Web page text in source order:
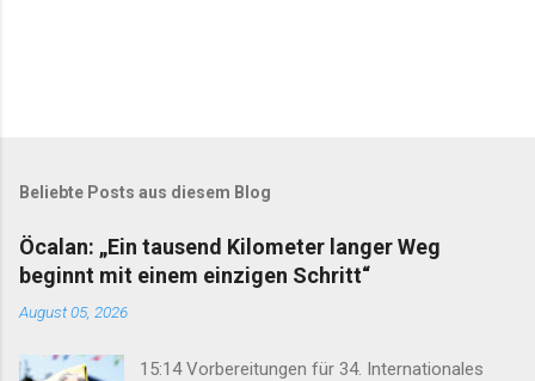
Beliebte Posts aus diesem Blog
Öcalan: „Ein tausend Kilometer langer Weg
beginnt mit einem einzigen Schritt“
August 05, 2026
15:14 Vorbereitungen für 34. Internationales